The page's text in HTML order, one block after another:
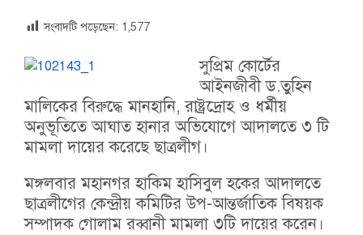
সংবাদটি পড়েছেন: 1,577
সুপ্রিম কোর্টের
আইনজীবী ড.তুহিন
মালিকের বিরুদ্ধে মানহানি, রাষ্ট্রদ্রোহ ও ধর্মীয়
অনুভূতিতে আঘাত হানার অভিযোগে আদালতে ৩ টি
মামলা দায়ের করেছে ছাত্রলীগ।
মঙ্গলবার মহানগর হাকিম হাসিবুল হকের আদালতে
ছাত্রলীগের কেন্দ্রীয় কমিটির উপ-আন্তর্জাতিক বিষয়ক
সম্পাদক গোলাম রব্বানী মামলা ৩টি দায়ের করেন।